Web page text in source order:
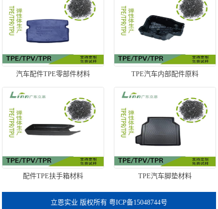
汽车配件TPE零部件材料 TPE汽车内部配件原料
配件TPE扶手箱材料 TPE汽车脚垫材料
立恩实业 版权所有 粤ICP备15048744号